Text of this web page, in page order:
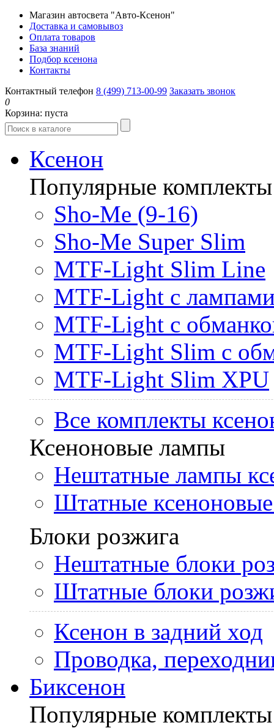
Магазин автосвета "Авто-Ксенон"
Доставка и самовывоз
Оплата товаров
База знаний
Подбор ксенона
Контакты
Контактный телефон 8 (499) 713-00-99 Заказать звонок
0
Корзина: пуста
Ксенон
Популярные комплекты
Sho-Me (9-16)
Sho-Me Super Slim
MTF-Light Slim Line
MTF-Light с
MTF-Light с
MTF-Light Slim с
MTF-Light Slim XPU
Все комплекты
Ксеноновые лампы
Нештатные лампы
Штатные
Блоки розжига
Нештатные блоки
Штатные блоки
Ксенон в задний ход
Проводка,
Биксенон
Популярные комплекты